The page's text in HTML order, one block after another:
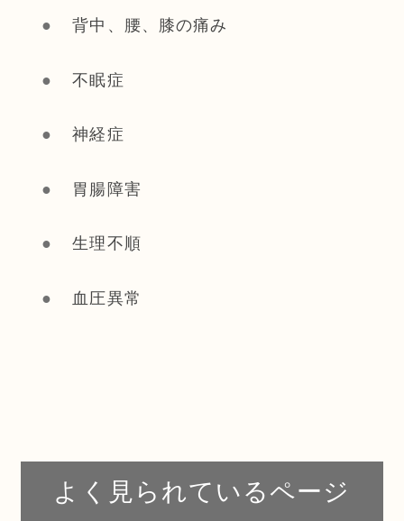
背中、腰、膝の痛み
不眠症
神経症
胃腸障害
生理不順
血圧異常
よく見られているページ